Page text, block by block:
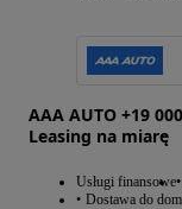
AAA AUTO +19
Leasing na miarę
Usługi finansowe
Dostawa do